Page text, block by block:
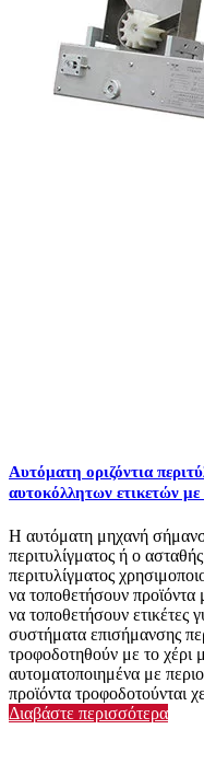
Αυτόματη οριζόντια
αυτοκόλλητων ετικετών με
Η αυτόματη μηχανή
περιτυλίγματος ή ο
περιτυλίγματος
να τοποθετήσουν προϊόντα
να τοποθετήσουν ετικέτες
συστήματα επισήμανσης
τροφοδοτηθούν με το
αυτοματοποιημένα με
προϊόντα τροφοδοτούνται
Διαβάστε περισσότερα